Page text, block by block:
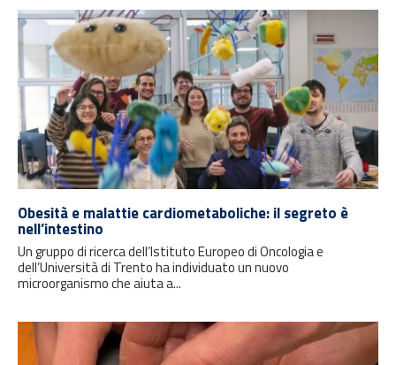
Obesità e malattie cardiometaboliche: il segreto è
nell’intestino
Un gruppo di ricerca dell’Istituto Europeo di Oncologia e
dell’Università di Trento ha individuato un nuovo
microorganismo che aiuta a...